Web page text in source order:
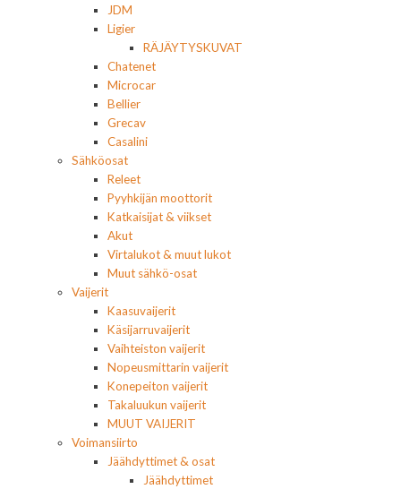
JDM
Ligier
RÄJÄYTYSKUVAT
Chatenet
Microcar
Bellier
Grecav
Casalini
Sähköosat
Releet
Pyyhkijän moottorit
Katkaisijat & viikset
Akut
Virtalukot & muut lukot
Muut sähkö-osat
Vaijerit
Kaasuvaijerit
Käsijarruvaijerit
Vaihteiston vaijerit
Nopeusmittarin vaijerit
Konepeiton vaijerit
Takaluukun vaijerit
MUUT VAIJERIT
Voimansiirto
Jäähdyttimet & osat
Jäähdyttimet